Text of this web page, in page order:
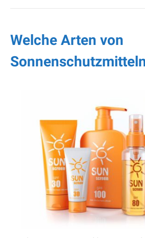
Welche Arten von